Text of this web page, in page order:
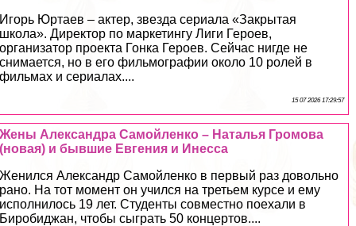
Игорь Юртаев – актер, звезда сериала «Закрытая
школа». Директор по маркетингу Лиги Героев,
организатор проекта Гонка Героев. Сейчас нигде не
снимается, но в его фильмографии около 10 ролей в
фильмах и сериалах....
15 07 2026 17:29:57
Жены Александра Самойленко – Наталья Громова
(новая) и бывшие Евгения и Инесса
Женился Александр Самойленко в первый раз довольно
рано. На тот момент он учился на третьем курсе и ему
исполнилось 19 лет. Студенты совместно поехали в
Биробиджан, чтобы сыграть 50 концертов....